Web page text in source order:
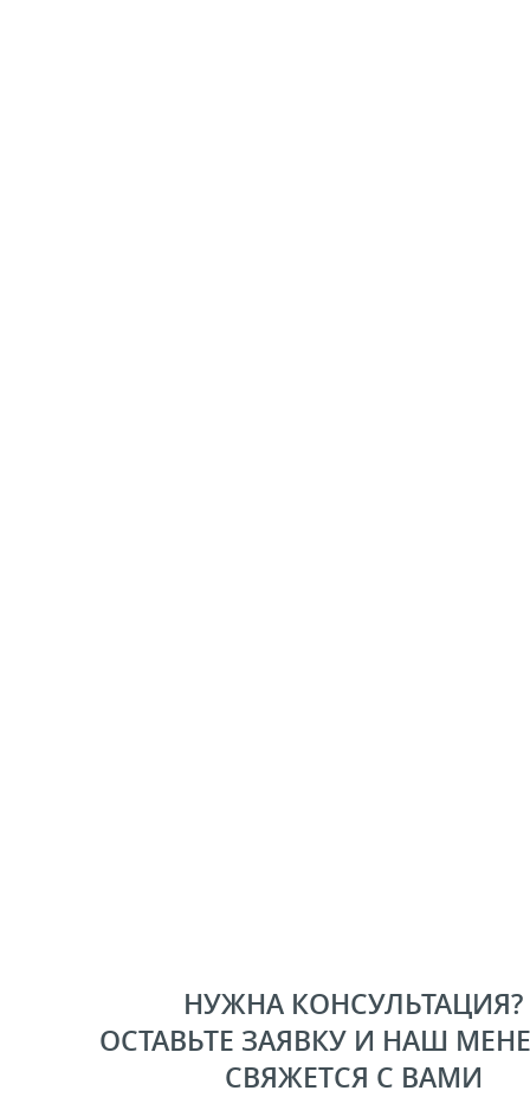
НУЖНА КОНСУЛЬТАЦИЯ?
ОСТАВЬТЕ ЗАЯВКУ И НАШ
СВЯЖЕТСЯ С ВАМИ